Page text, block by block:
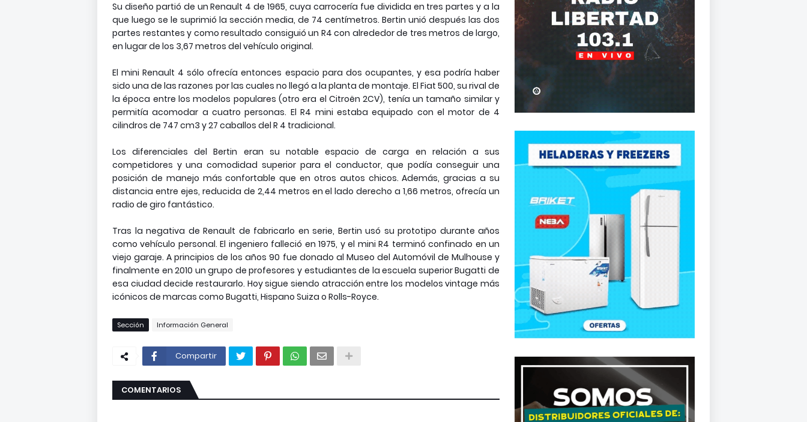
Su diseño partió de un Renault 4 de 1965, cuya carrocería fue dividida en tres partes y a la
que luego se le suprimió la sección media, de 74 centímetros. Bertin unió después las dos
partes restantes y como resultado consiguió un R4 con alrededor de tres metros de largo,
en lugar de los 3,67 metros del vehículo original.
El mini Renault 4 sólo ofrecía entonces espacio para dos ocupantes, y esa podría haber
sido una de las razones por las cuales no llegó a la planta de montaje. El Fiat 500, su rival de
la época entre los modelos populares (otro era el Citroën 2CV), tenía un tamaño similar y
permitía acomodar a cuatro personas. El R4 mini estaba equipado con el motor de 4
cilindros de 747 cm3 y 27 caballos del R 4 tradicional.
Los diferenciales del Bertin eran su notable espacio de carga en relación a sus
competidores y una comodidad superior para el conductor, que podía conseguir una
posición de manejo más confortable que en otros autos chicos. Además, gracias a su
distancia entre ejes, reducida de 2,44 metros en el lado derecho a 1,66 metros, ofrecía un
radio de giro fantástico.
Tras la negativa de Renault de fabricarlo en serie, Bertin usó su prototipo durante años
como vehículo personal. El ingeniero falleció en 1975, y el mini R4 terminó confinado en un
viejo garaje. A principios de los años 90 fue donado al Museo del Automóvil de Mulhouse y
finalmente en 2010 un grupo de profesores y estudiantes de la escuela superior Bugatti de
esa ciudad decide restaurarlo. Hoy sigue siendo atracción entre los modelos vintage más
icónicos de marcas como Bugatti, Hispano Suiza o Rolls-Royce.
Sección Información General
Compartir
COMENTARIOS